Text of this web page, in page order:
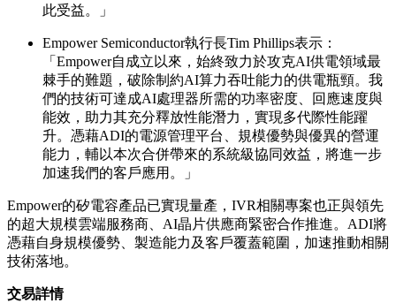
此受益。」
Empower Semiconductor執行長Tim Phillips表示：
「Empower自成立以來，始終致力於攻克AI供電領域最
棘手的難題，破除制約AI算力吞吐能力的供電瓶頸。我
們的技術可達成AI處理器所需的功率密度、回應速度與
能效，助力其充分釋放性能潛力，實現多代際性能躍
升。憑藉ADI的電源管理平台、規模優勢與優異的營運
能力，輔以本次合併帶來的系統級協同效益，將進一步
加速我們的客戶應用。」
Empower的矽電容產品已實現量產，IVR相關專案也正與領先
的超大規模雲端服務商、AI晶片供應商緊密合作推進。ADI將
憑藉自身規模優勢、製造能力及客戶覆蓋範圍，加速推動相關
技術落地。
交易詳情